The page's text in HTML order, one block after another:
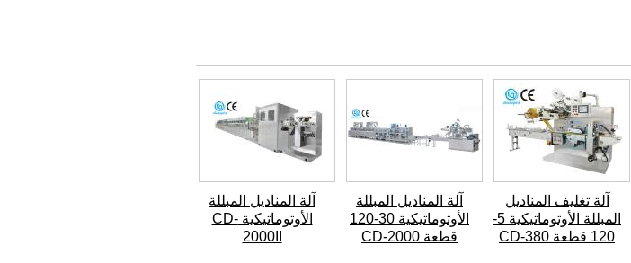
آلة تغليف المناديل
المبللة الأوتوماتيكية 5-
120 قطعة CD-380
آلة المناديل المبللة
الأوتوماتيكية 30-120
قطعة CD-2000
آلة المناديل المبللة
الأوتوماتيكية CD-
2000II